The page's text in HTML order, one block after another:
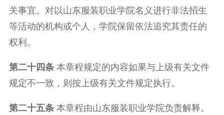
关事宜。对以山东服装职业学院名义进行非法招生
等活动的机构或个人，学院保留依法追究其责任的
权利。
第二十四条本章程规定的内容如果与上级有关文件
规定不一致，则按上级有关文件规定执行。
第二十五条本章程由山东服装职业学院负责解释。